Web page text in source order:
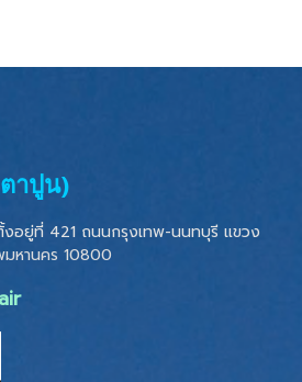
าปูน)
อยู่ที่ 421 ถนนกรุงเทพ-นนทบุรี แขวง
มหานคร 10800